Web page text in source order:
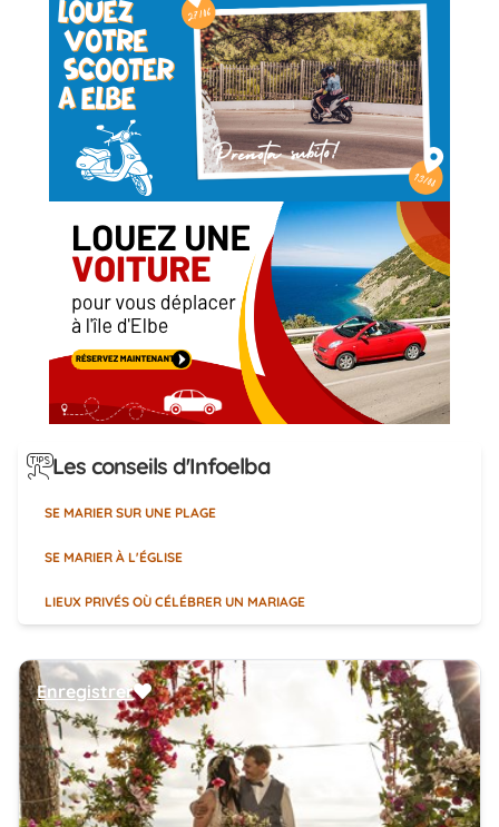
Les conseils d'Infoelba
SE MARIER SUR UNE PLAGE
SE MARIER À L'ÉGLISE
LIEUX PRIVÉS OÙ CÉLÉBRER UN MARIAGE
Enregistrer